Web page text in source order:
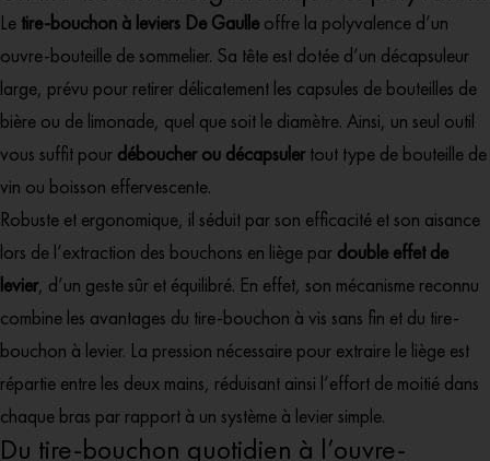
Le tire-bouchon à leviers De Gaulleoffre la polyvalence d’un
ouvre-bouteille de sommelier. Sa tête est dotée d’un décapsuleur
large, prévu pour retirer délicatement les capsules de bouteilles de
bière ou de limonade, quel que soit le diamètre. Ainsi, un seul outil
vous suffit pour déboucher ou décapsuler tout type de bouteille de
vin ou boisson effervescente.
Robuste et ergonomique, il séduit par son efficacité et son aisance
lors de l’extraction des bouchons en liège par double effet de
levier, d’un geste sûr et équilibré. En effet, son mécanisme reconnu
combine les avantages du tire-bouchon à vis sans fin et du tire-
bouchon à levier. La pression nécessaire pour extraire le liège est
répartie entre les deux mains, réduisant ainsi l’effort de moitié dans
chaque bras par rapport à un système à levier simple.
Du tire-bouchon quotidien à l’ouvre-